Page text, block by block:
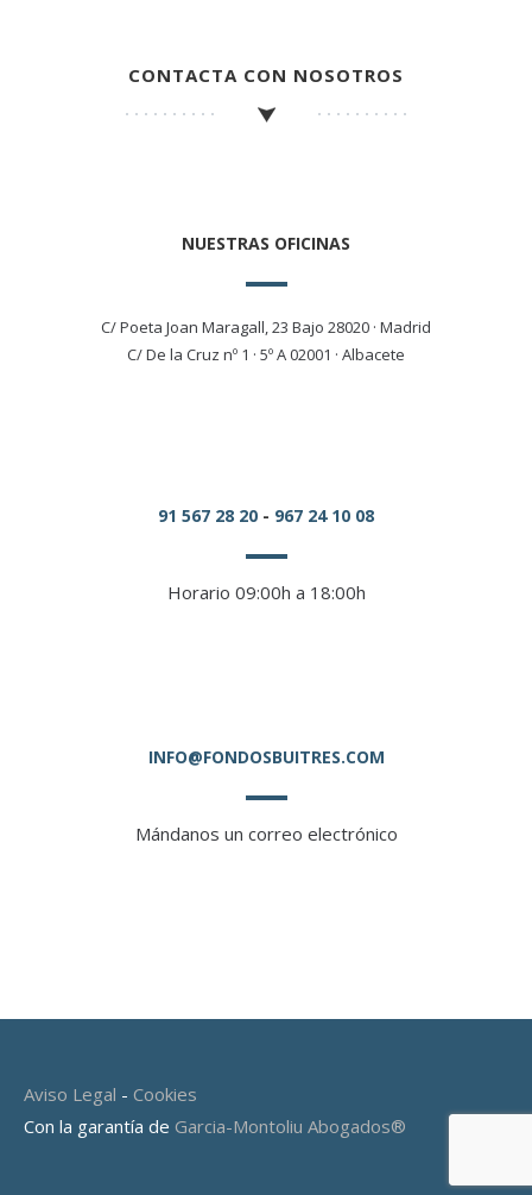
CONTACTA CON NOSOTROS
NUESTRAS OFICINAS
C/ Poeta Joan Maragall, 23 Bajo 28020 · Madrid
C/ De la Cruz nº 1 · 5º A 02001 · Albacete
91 567 28 20 - 967 24 10 08
Horario 09:00h a 18:00h
INFO@FONDOSBUITRES.COM
Mándanos un correo electrónico
Aviso Legal - Cookies
Con la garantía de Garcia-Montoliu Abogados®